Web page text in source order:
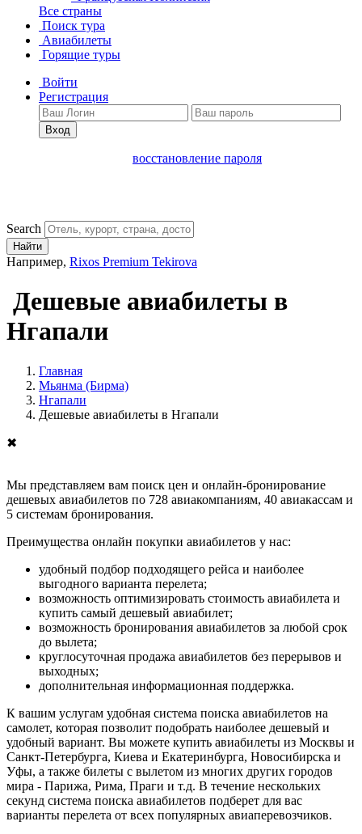
Все страны
Поиск тура
Авиабилеты
Горящие туры
Войти
Регистрация
Вход
восстановление пароля
Search
Найти
Например, Rixos Premium Tekirova
Дешевые авиабилеты в
Нгапали
Главная
Мьянма (Бирма)
Нгапали
Дешевые авиабилеты в Нгапали
✖
Мы представляем вам поиск цен и онлайн-бронирование
дешевых авиабилетов по 728 авиакомпаниям, 40 авиакассам и
5 системам бронирования.
Преимущества онлайн покупки авиабилетов у нас:
удобный подбор подходящего рейса и наиболее
выгодного варианта перелета;
возможность оптимизировать стоимость авиабилета и
купить самый дешевый авиабилет;
возможность бронирования авиабилетов за любой срок
до вылета;
круглосуточная продажа авиабилетов без перерывов и
выходных;
дополнительная информационная поддержка.
К вашим услугам удобная система поиска авиабилетов на
самолет, которая позволит подобрать наиболее дешевый и
удобный вариант. Вы можете купить авиабилеты из Москвы и
Санкт-Петербурга, Киева и Екатеринбурга, Новосибирска и
Уфы, а также билеты с вылетом из многих других городов
мира - Парижа, Рима, Праги и т.д. В течение нескольких
секунд система поиска авиабилетов подберет для вас
варианты перелета от всех популярных авиаперевозчиков.